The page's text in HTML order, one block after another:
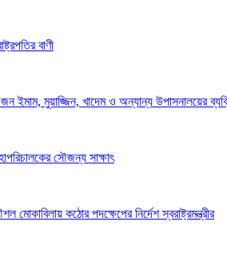
বাণী
ইমাম, মুয়াজ্জিন, খাদেম ও অন্যান্য উপাসনালয়ের
সৌজন্য সাক্ষাৎ
মোকাবিলায় কঠোর পদক্ষেপের নির্দেশ স্বরাষ্ট্রমন্ত্রীর